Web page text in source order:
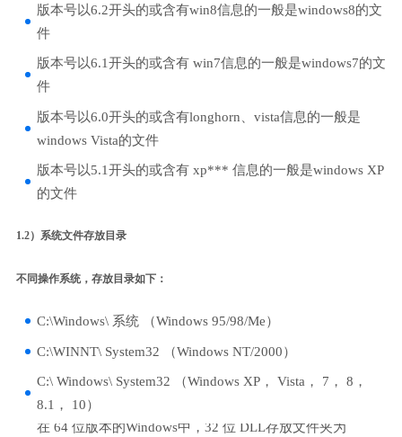
版本号以6.2开头的或含有win8信息的一般是windows8的文
件
版本号以6.1开头的或含有 win7信息的一般是windows7的文
件
版本号以6.0开头的或含有longhorn、vista信息的一般是
windows Vista的文件
版本号以5.1开头的或含有 xp*** 信息的一般是windows XP
的文件
1.2）系统文件存放目录
不同操作系统，存放目录如下：
C:\Windows\ 系统 （Windows 95/98/Me）
C:\WINNT\ System32 （Windows NT/2000）
C:\ Windows\ System32 （Windows XP， Vista， 7， 8，
8.1， 10）
在 64 位版本的Windows中，32 位 DLL存放文件夹为